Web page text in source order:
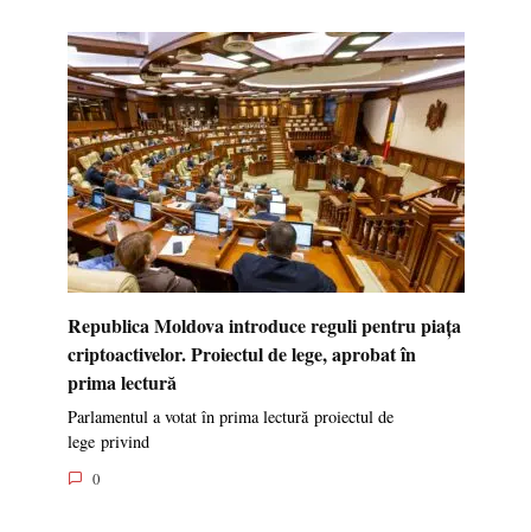
Republica Moldova introduce reguli pentru piața
criptoactivelor. Proiectul de lege, aprobat în
prima lectură
Parlamentul a votat în prima lectură proiectul de
lege privind
0